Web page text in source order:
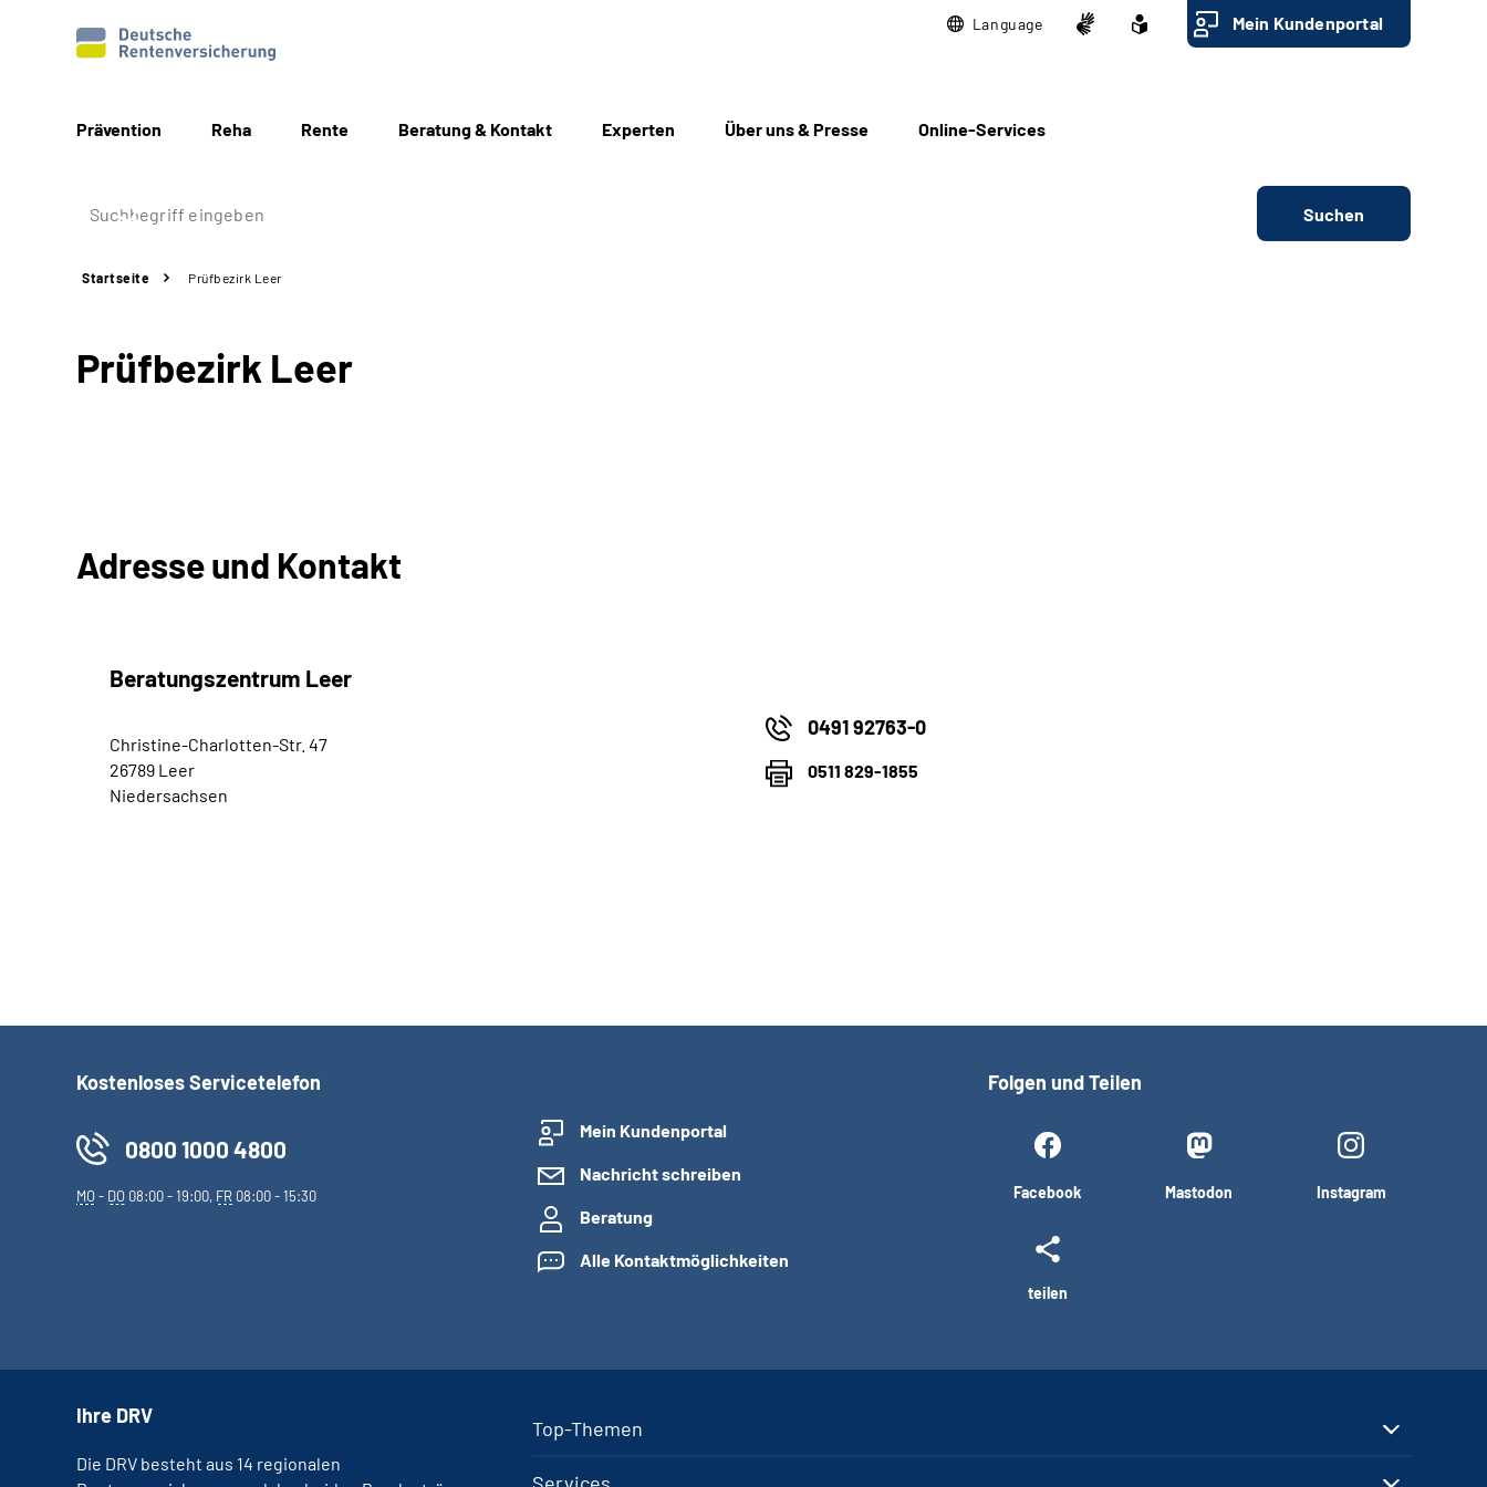
Language Mein Kundenportal
Prävention Reha Rente Beratung & Kontakt Experten Über uns & Presse Online-Services
Suchen
Startseite Prüfbezirk Leer
Prüfbezirk Leer
Adresse und Kontakt
Beratungszentrum Leer
Christine-Charlotten-Str. 47
26789 Leer
Niedersachsen
0491 92763-0
0511 829-1855
Kostenloses Servicetelefon
0800 1000 4800
MO- DO 08:00 - 19:00, FR 08:00 - 15:30
Mein Kundenportal
Nachricht schreiben
Beratung
Alle Kontaktmöglichkeiten
Folgen und Teilen
Facebook Mastodon Instagram
teilen
Top-Themen
Ihre DRV
Die DRV besteht aus 14 regionalen